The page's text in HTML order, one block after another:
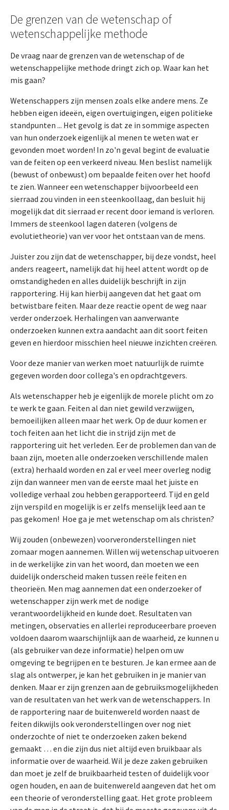
De grenzen van de wetenschap of
wetenschappelijke methode
De vraag naar de grenzen van de wetenschap of de
wetenschappelijke methode dringt zich op. Waar kan het
mis gaan?
Wetenschappers zijn mensen zoals elke andere mens. Ze
hebben eigen ideeën, eigen overtuigingen, eigen politieke
standpunten ... Het gevolg is dat ze in sommige aspecten
van hun onderzoek eigenlijk al menen te weten wat er
gevonden moet worden! In zo'n geval begint de evaluatie
van de feiten op een verkeerd niveau. Men beslist namelijk
(bewust of onbewust) om bepaalde feiten over het hoofd
te zien. Wanneer een wetenschapper bijvoorbeeld een
sierraad zou vinden in een steenkoollaag, dan besluit hij
mogelijk dat dit sierraad er recent door iemand is verloren.
Immers de steenkool lagen dateren (volgens de
evolutietheorie) van ver voor het ontstaan van de mens.
Juister zou zijn dat de wetenschapper, bij deze vondst, heel
anders reageert, namelijk dat hij heel attent wordt op de
omstandigheden en alles duidelijk beschrijft in zijn
rapportering. Hij kan hierbij aangeven dat het gaat om
betwistbare feiten. Maar deze reactie opent de weg naar
verder onderzoek. Herhalingen van aanverwante
onderzoeken kunnen extra aandacht aan dit soort feiten
geven en hierdoor misschien heel nieuwe inzichten creëren.
Voor deze manier van werken moet natuurlijk de ruimte
gegeven worden door collega's en opdrachtgevers.
Als wetenschapper heb je eigenlijk de morele plicht om zo
te werk te gaan. Feiten al dan niet gewild verzwijgen,
bemoeilijken alleen maar het werk. Op de duur komen er
toch feiten aan het licht die in strijd zijn met de
rapportering uit het verleden. Eer de problemen dan van de
baan zijn, moeten alle onderzoeken verschillende malen
(extra) herhaald worden en zal er veel meer overleg nodig
zijn dan wanneer men van de eerste maal het juiste en
volledige verhaal zou hebben gerapporteerd. Tijd en geld
zijn verspild en mogelijk is er zelfs menselijk leed aan te
pas gekomen! Hoe ga je met wetenschap om als christen?
Wij zouden (onbewezen) voorveronderstellingen niet
zomaar mogen aannemen. Willen wij wetenschap uitvoeren
in de werkelijke zin van het woord, dan moeten we een
duidelijk onderscheid maken tussen reële feiten en
theorieën. Men mag aannemen dat een onderzoeker of
wetenschapper zijn werk met de nodige
verantwoordelijkheid en kunde doet. Resultaten van
metingen, observaties en allerlei reproduceerbare proeven
voldoen daarom waarschijnlijk aan de waarheid, ze kunnen u
(als gebruiker van deze informatie) helpen om uw
omgeving te begrijpen en te besturen. Je kan ermee aan de
slag als ontwerper, je kan het gebruiken in je manier van
denken. Maar er zijn grenzen aan de gebruiksmogelijkheden
van de resultaten van het werk van de wetenschappers. In
de rapportering naar de buitenwereld worden naast de
feiten dikwijls ook veronderstellingen over nog niet
onderzochte of niet te onderzoeken zaken bekend
gemaakt … en die zijn dus niet altijd even bruikbaar als
informatie over de waarheid. Wil je deze zaken gebruiken
dan moet je zelf de bruikbaarheid testen of duidelijk voor
ogen houden, en aan de buitenwereld aangeven dat het om
een theorie of veronderstelling gaat. Het grote probleem